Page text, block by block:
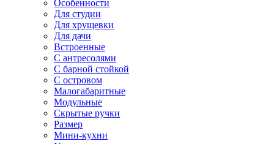
Особенности
Для студии
Для хрущевки
Для дачи
Встроенные
С антресолями
С барной стойкой
С островом
Малогабаритные
Модульные
Скрытые ручки
Размер
Мини-кухни